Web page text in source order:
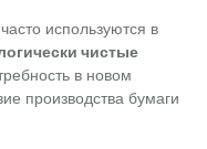
используются в
чистые
в новом
производства бумаги